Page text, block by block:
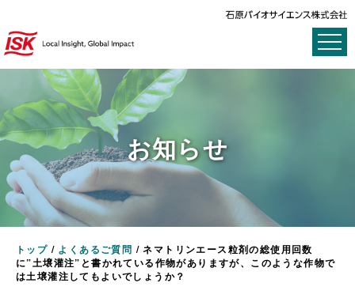
お知らせ
トップ / よくあるご質問 /ネマトリンエース粒剤の総使用回数
に”土壌灌注”と書かれている作物がありますが、このような作物で
は土壌灌注してもよいでしょうか？